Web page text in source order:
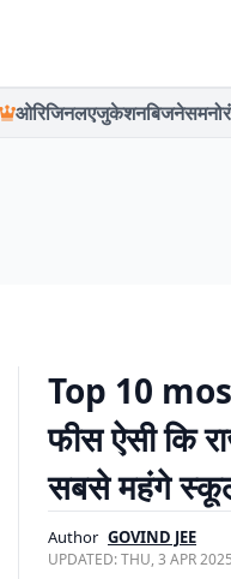
ओरिजिनलएजुकेशनबिजनेस
Top 10
फीस ऐसी कि
सबसे महंगे
Author GOVIND JEE
UPDATED:THU, 3 APR